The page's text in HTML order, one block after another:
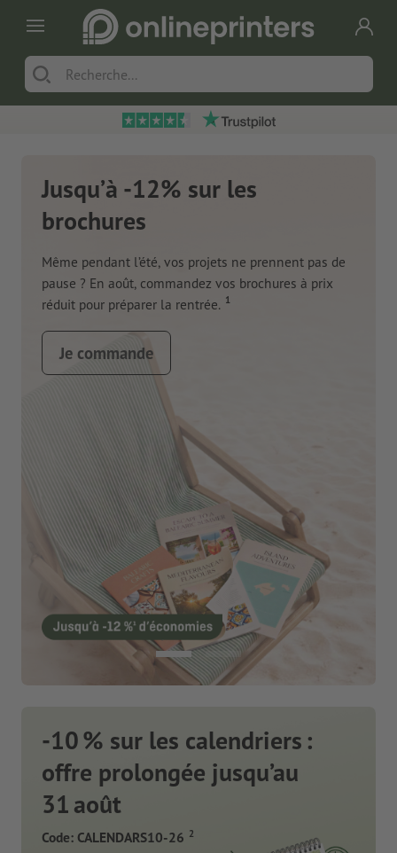
Jusqu’à -12% sur les
brochures
Même pendant l’été, vos projets ne prennent pas de
pause ? En août, commandez vos brochures à prix
réduit pour préparer la rentrée. 1
Je commande
-10 % sur les calendriers :
offre prolongée jusqu’au
31 août
Code: CALENDARS10-26 2